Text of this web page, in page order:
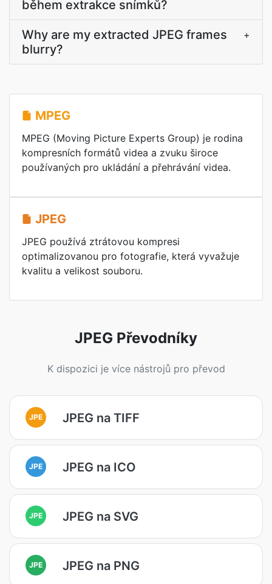
během extrakce snímků?
Why are my extracted JPEG frames
blurry?
+
MPEG
MPEG (Moving Picture Experts Group) je rodina
kompresních formátů videa a zvuku široce
používaných pro ukládání a přehrávání videa.
JPEG
JPEG používá ztrátovou kompresi
optimalizovanou pro fotografie, která vyvažuje
kvalitu a velikost souboru.
JPEG Převodníky
K dispozici je více nástrojů pro převod
JPE JPEG na TIFF
JPE JPEG na ICO
JPE JPEG na SVG
JPE JPEG na PNG